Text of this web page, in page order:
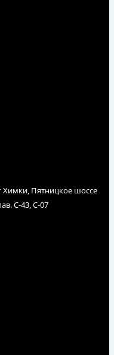
Химки, Пятницкое шоссе
С-43, С-07